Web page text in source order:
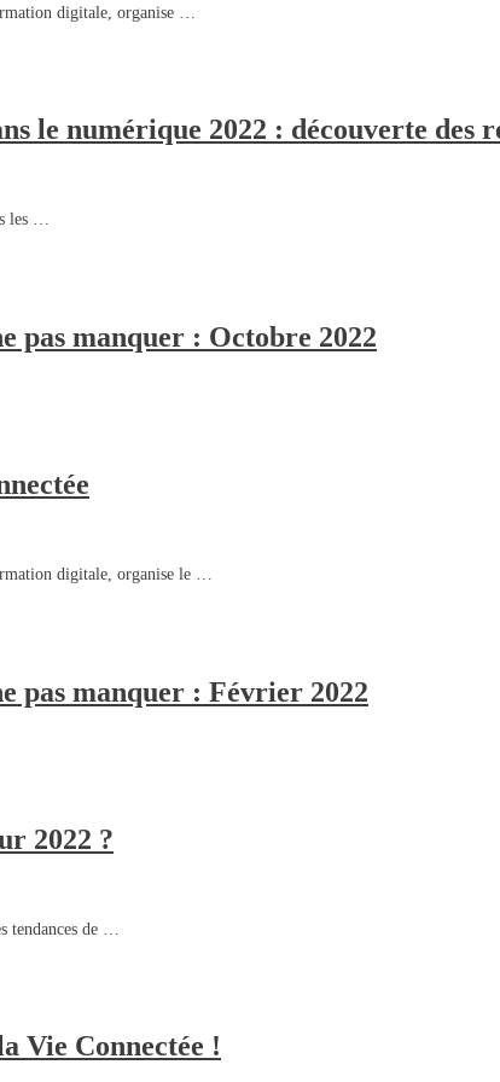
digitale, organise …
le numérique 2022 : découverte des
les …
pas manquer : Octobre 2022
digitale, organise le …
pas manquer : Février 2022
2022 ?
tendances de …
Vie Connectée !